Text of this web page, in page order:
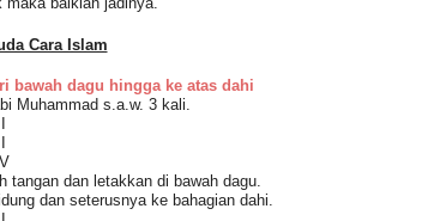
Cara Islam
bawah dagu hingga ke atas dahi
Muhammad s.a.w. 3 kali.
I
I
V
tangan dan letakkan di bawah dagu.
dan seterusnya ke bahagian dahi.